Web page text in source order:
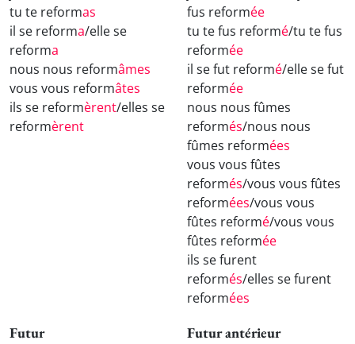
tu te reformas
il se reforma/elle se
reforma
nous nous reformâmes
vous vous reformâtes
ils se reformèrent/elles se
reformèrent
fus reformée
tu te fus reformé/tu te fus
reformée
il se fut reformé/elle se fut
reformée
nous nous fûmes
reformés/nous nous
fûmes reformées
vous vous fûtes
reformés/vous vous fûtes
reformées/vous vous
fûtes reformé/vous vous
fûtes reformée
ils se furent
reformés/elles se furent
reformées
Futur Futur antérieur